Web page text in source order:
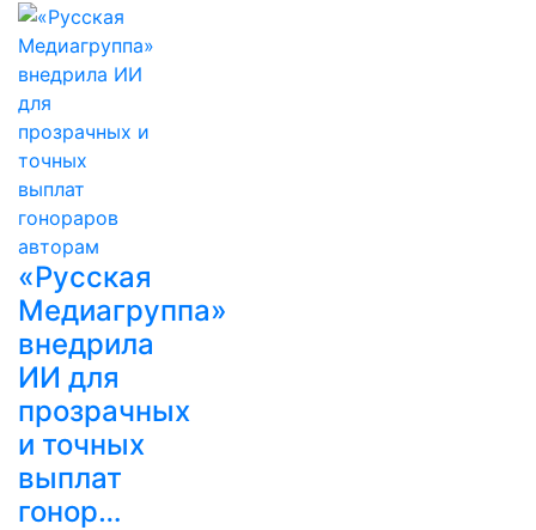
«Русская
Медиагруппа»
внедрила
ИИ для
прозрачных
и точных
выплат
гонор…